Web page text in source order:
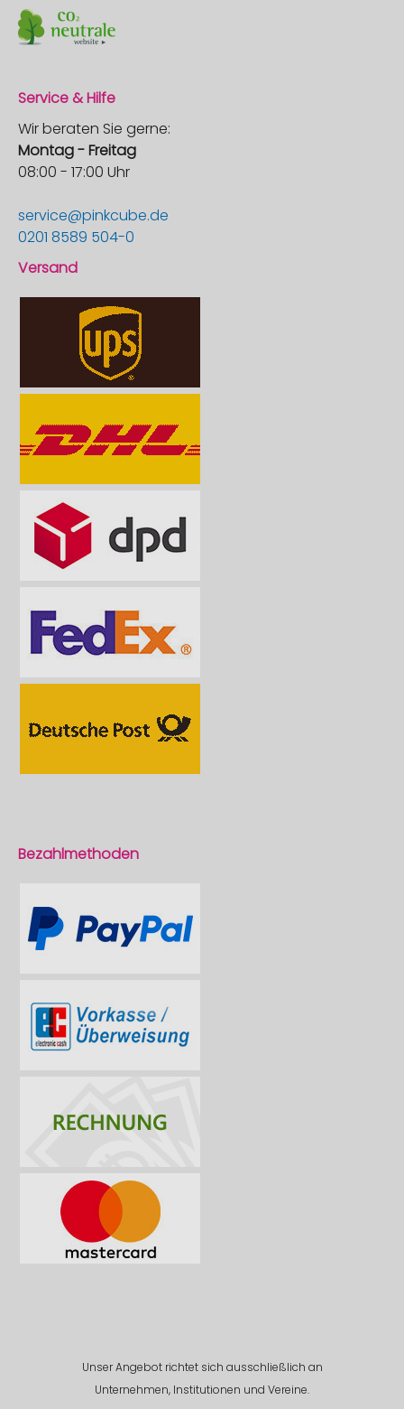
Service & Hilfe
Wir beraten Sie gerne:
Montag - Freitag
08:00 - 17:00 Uhr
service@pinkcube.de
0201 8589 504-0
Versand
Bezahlmethoden
Unser Angebot richtet sich ausschließlich an
Unternehmen, Institutionen und Vereine.